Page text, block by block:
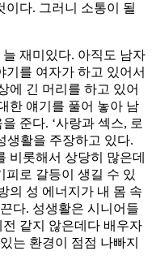
이다. 그러니 소통이 될
재미있다. 아직도 남자
기를 여자가 하고 있어서
에 긴 머리를 하고 있어
한 얘기를 풀어 놓아 남
준다. ‘사랑과 섹스, 로
생활을 주장하고 있다.
비롯해서 상당히 많은데
피로 갈등이 생길 수 있
의 성 에너지가 내 몸 속
다. 성생활은 시니어들
같지 않은데다 배우자
는 환경이 점점 나빠지